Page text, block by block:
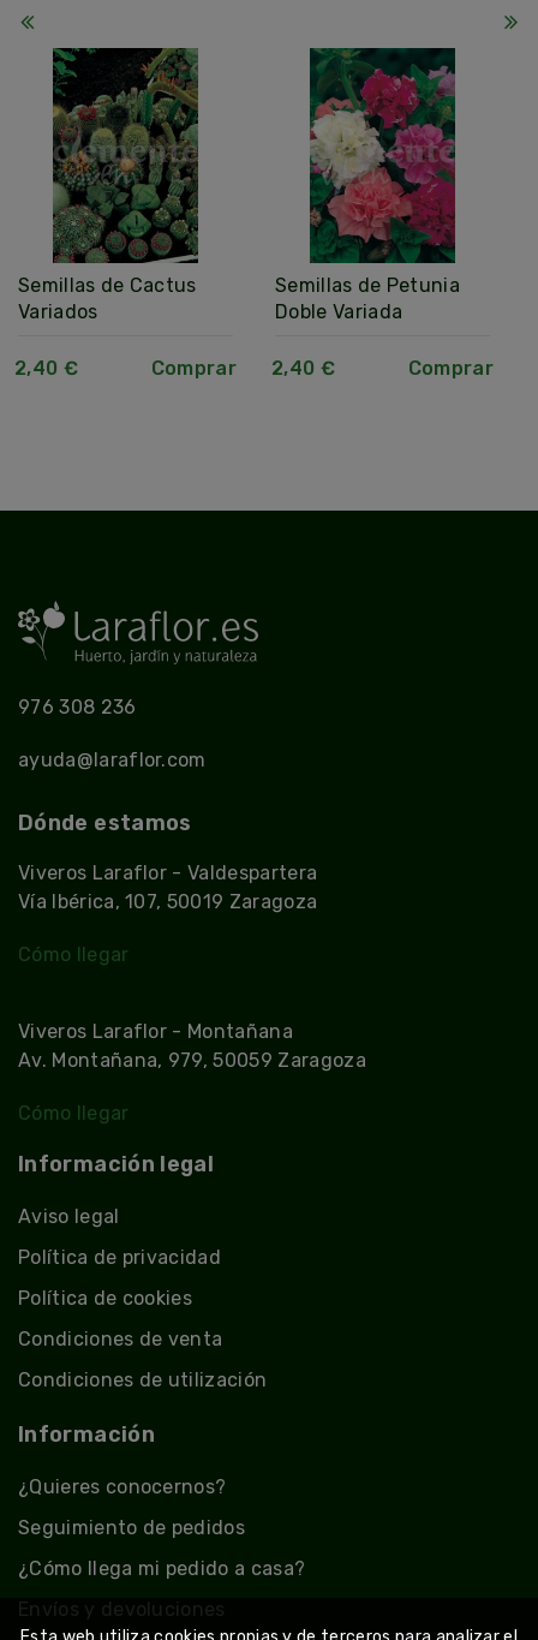
Semillas de Cactus
Variados
2,40 € Comprar
Semillas de Petunia
Doble Variada
2,40 € Comprar
976 308 236
ayuda@laraflor.com
Dónde estamos
Viveros Laraflor - Valdespartera
Vía Ibérica, 107, 50019 Zaragoza
Cómo llegar
Viveros Laraflor - Montañana
Av. Montañana, 979, 50059 Zaragoza
Cómo llegar
Información legal
Aviso legal
Política de privacidad
Política de cookies
Condiciones de venta
Condiciones de utilización
Información
¿Quieres conocernos?
Seguimiento de pedidos
¿Cómo llega mi pedido a casa?
Envíos y devoluciones